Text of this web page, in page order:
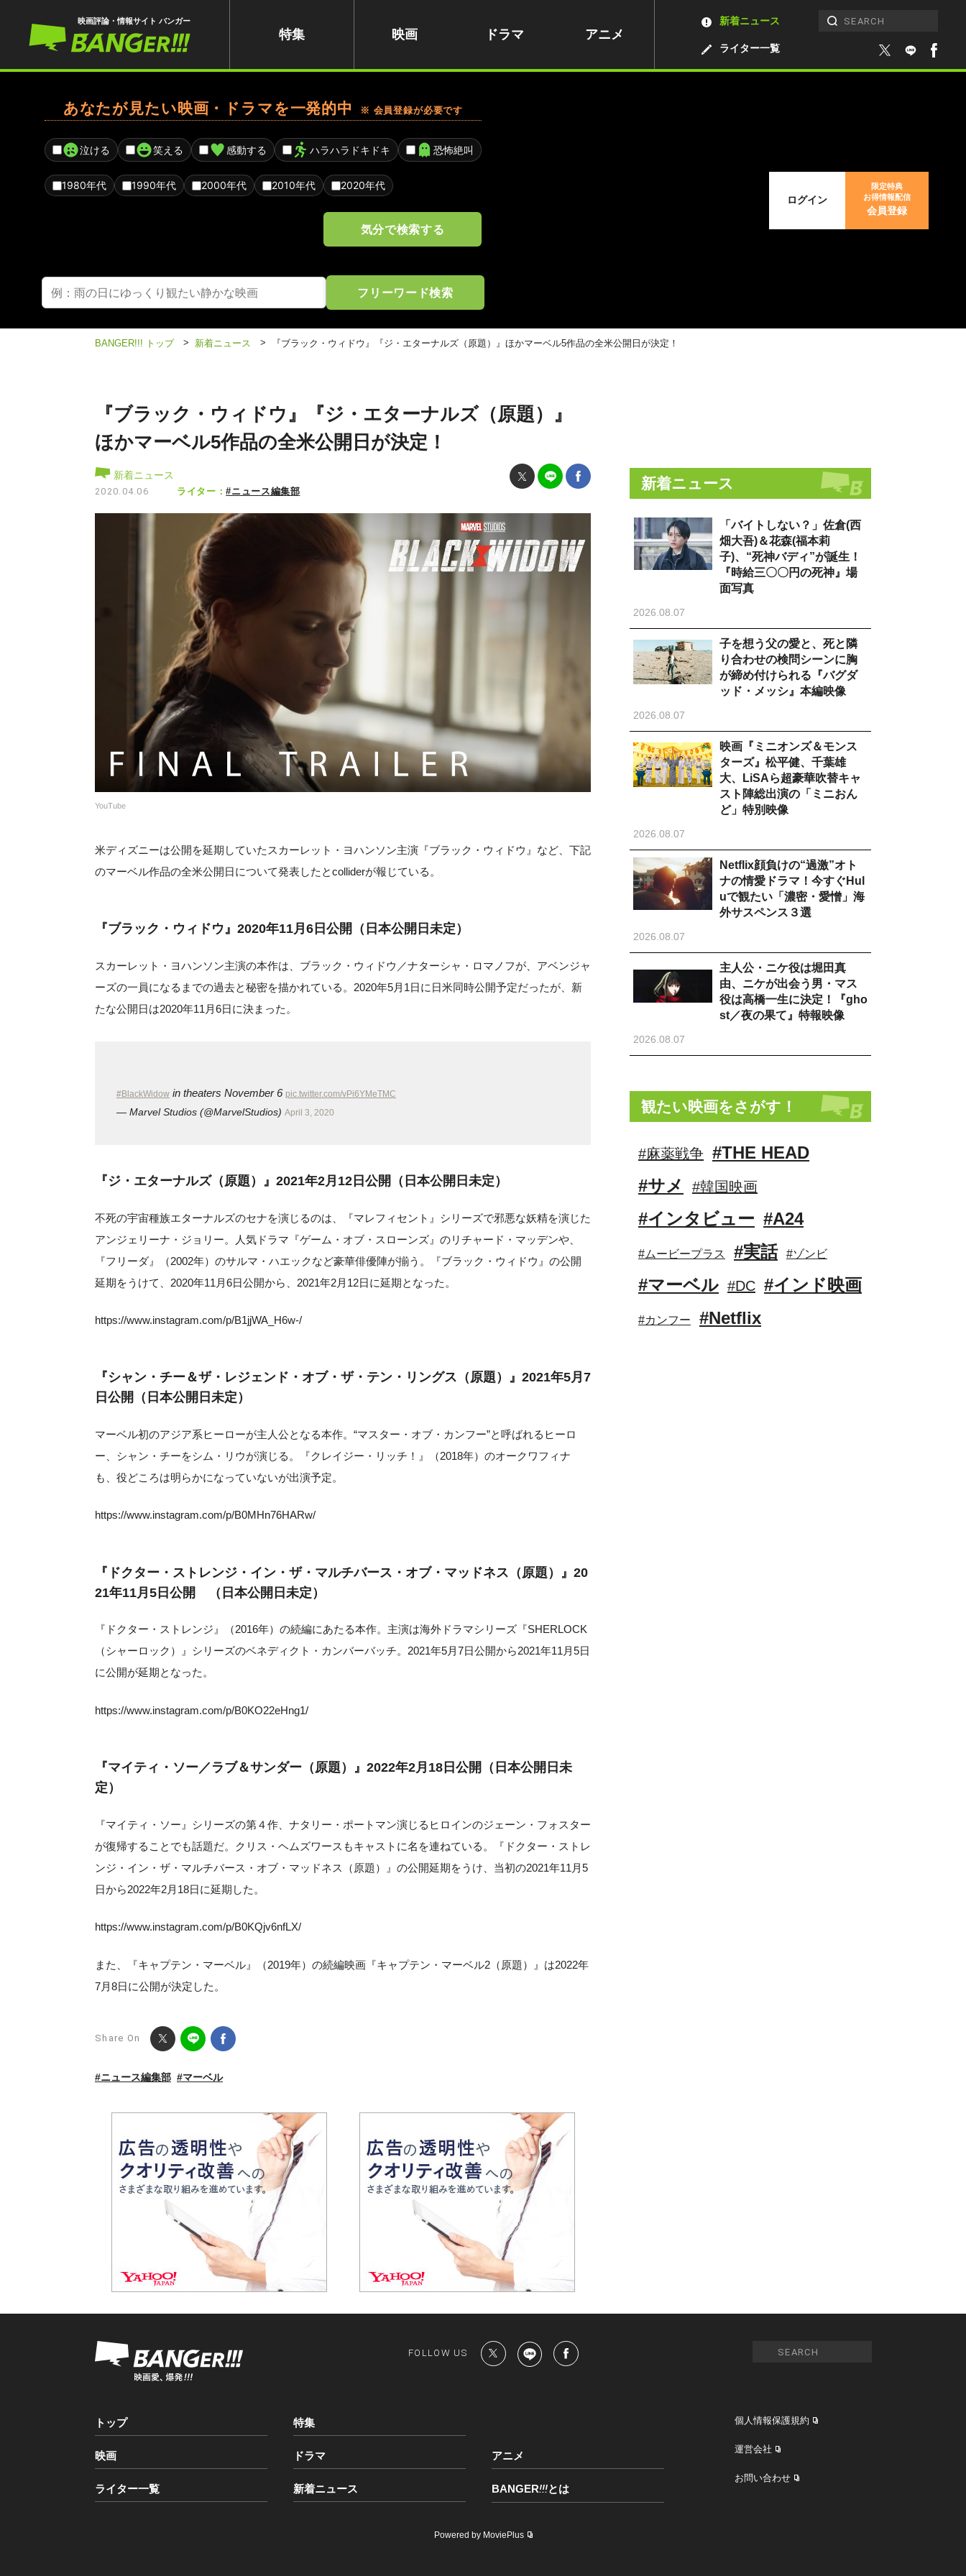
映画評論・情報サイト バンガー
特集 映画 ドラマ アニメ
ライター一覧
新着ニュース
あなたが見たい映画・ドラマを一発的中 ※ 会員登録が必要です
泣ける 笑える 感動する ハラハラドキドキ 恐怖絶叫
1980年代 1990年代 2000年代 2010年代 2020年代
気分で検索する
フリーワード検索
ログイン
限定特典
お得情報配信
会員登録
BANGER!!! トップ > 新着ニュース > 『ブラック・ウィドウ』『ジ・エターナルズ（原題）』ほかマーベル5作品の全米公開日が決定！
『ブラック・ウィドウ』『ジ・エターナルズ（原題）』
ほかマーベル5作品の全米公開日が決定！
新着ニュース
2020.04.06 ライター：#ニュース編集部
YouTube
米ディズニーは公開を延期していたスカーレット・ヨハンソン主演『ブラック・ウィドウ』など、下記
のマーベル作品の全米公開日について発表したとcolliderが報じている。
『ブラック・ウィドウ』2020年11月6日公開（日本公開日未定）
スカーレット・ヨハンソン主演の本作は、ブラック・ウィドウ／ナターシャ・ロマノフが、アベンジャ
ーズの一員になるまでの過去と秘密を描かれている。2020年5月1日に日米同時公開予定だったが、新
たな公開日は2020年11月6日に決まった。
#BlackWidow in theaters November 6 pic.twitter.com/vPi6YMeTMC
— Marvel Studios (@MarvelStudios) April 3, 2020
『ジ・ エターナルズ（原題）』2021年2月12日公開（日本公開日未定）
不死の宇宙種族エターナルズのセナを演じるのは、『マレフィセント』シリーズで邪悪な妖精を演じた
アンジェリーナ・ジョリー。人気ドラマ『ゲーム・オブ・スローンズ』のリチャード・マッデンや、
『フリーダ』（2002年）のサルマ・ハエックなど豪華俳優陣が揃う。『ブラック・ウィドウ』の公開
延期をうけて、2020年11月6日公開から、2021年2月12日に延期となった。
https://www.instagram.com/p/B1jjWA_H6w-/
『シャン・チー＆ザ・レジェンド・オブ・ザ・テン・リングス（原題）』2021年5月7
日公開（日本公開日未定）
マーベル初のアジア系ヒーローが主人公となる本作。“マスター・オブ・カンフー”と呼ばれるヒーロ
ー、シャン・チーをシム・リウが演じる。『クレイジー・リッチ！』（2018年）のオークワフィナ
も、役どころは明らかになっていないが出演予定。
https://www.instagram.com/p/B0MHn76HARw/
『ドクター・ストレンジ・イン・ザ・マルチバース・オブ・マッドネス（原題）』20
21年11月5日公開 （日本公開日未定）
『ドクター・ストレンジ』（2016年）の続編にあたる本作。主演は海外ドラマシリーズ『SHERLOCK
（シャーロック）』シリーズのベネディクト・カンバーバッチ。2021年5月7日公開から2021年11月5日
に公開が延期となった。
https://www.instagram.com/p/B0KO22eHng1/
『マイティ・ソー／ラブ＆サンダー（原題）』2022年2月18日公開（日本公開日未
定）
『マイティ・ソー』シリーズの第４作、ナタリー・ポートマン演じるヒロインのジェーン・フォスター
が復帰することでも話題だ。クリス・ヘムズワースもキャストに名を連ねている。『ドクター・ストレ
ンジ・イン・ザ・マルチバース・オブ・マッドネス（原題）』の公開延期をうけ、当初の2021年11月5
日から2022年2月18日に延期した。
https://www.instagram.com/p/B0KQjv6nfLX/
また、『キャプテン・マーベル』（2019年）の続編映画『キャプテン・マーベル2（原題）』は2022年
7月8日に公開が決定した。
Share On
#ニュース編集部 #マーベル
新着ニュース
「バイトしない？」佐倉(西
畑大吾)＆花森(福本莉
子)、“死神バディ”が誕生！
『時給三〇〇円の死神』場
面写真
2026.08.07
子を想う父の愛と、死と隣
り合わせの検問シーンに胸
が締め付けられる『バグダ
ッド・メッシ』本編映像
2026.08.07
映画『ミニオンズ＆モンス
ターズ』松平健、千葉雄
大、LiSAら超豪華吹替キャ
スト陣総出演の「ミニおん
ど」特別映像
2026.08.07
Netflix顔負けの“過激”オト
ナの情愛ドラマ！今すぐHul
uで観たい「濃密・愛憎」海
外サスペンス３選
2026.08.07
主人公・ニケ役は堀田真
由、ニケが出会う男・マス
役は高橋一生に決定！『gho
st／夜の果て』特報映像
2026.08.07
観たい映画をさがす！
#麻薬戦争 #THE HEAD
#サメ
#韓国映画
#インタビュー #A24
#ムービープラス #実話 #ゾンビ
#マーベル #DC #インド映画
#カンフー #Netflix
FOLLOW US
トップ 特集
映画 ドラマ アニメ
ライター一覧 新着ニュース BANGER!!!とは
個人情報保護規約
運営会社
お問い合わせ
Powered by MoviePlus